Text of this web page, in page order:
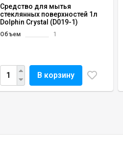
Средство для мытья
стеклянных поверхностей 1л
Dolphin Crystal (D019-1)
Объем 1
В корзину